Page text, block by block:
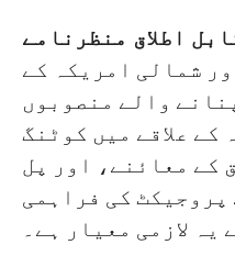
شمالی امریکہ کے
والے منصوبوں
کے علاقے میں کوٹنگ
کے معائنے، اور پل
کی فراہمی
یہ لازمی معیار ہے۔